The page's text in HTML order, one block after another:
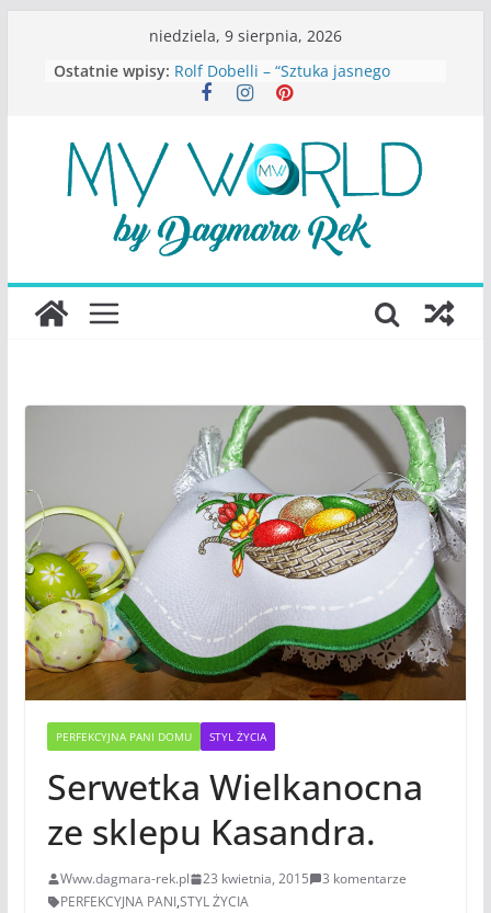
niedziela, 9 sierpnia, 2026
Ostatnie wpisy: Rolf Dobelli – “Sztuka jasnego
myślenia”
Konstancina. Sekrety seksbiznesu”
Katarzyna Lewandowicz – Zanim
straciliśmy siebie
Judith Joseph – “Wysoko
funkcjonująca depresja”
S.Wynn-Williams – “Bezwzględni. O
największego portalu
PERFEKCYJNA PANI DOMU STYL ŻYCIA
Serwetka Wielkanocna
ze sklepu Kasandra.
Www.dagmara-rek.pl 23 kwietnia, 2015
3 komentarze
PERFEKCYJNA PANI,STYL ŻYCIA